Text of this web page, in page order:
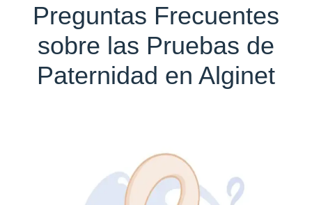
Preguntas Frecuentes
sobre las Pruebas de
Paternidad en Alginet